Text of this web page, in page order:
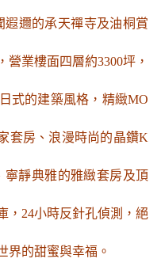
遐邇的承天禪寺及油桐賞
營業樓面四層約3300坪，
式的建築風格，精緻MO
套房、浪漫時尚的晶鑽K
靜典雅的雅緻套房及頂
，24小時反針孔偵測，絕
界的甜蜜與幸福。